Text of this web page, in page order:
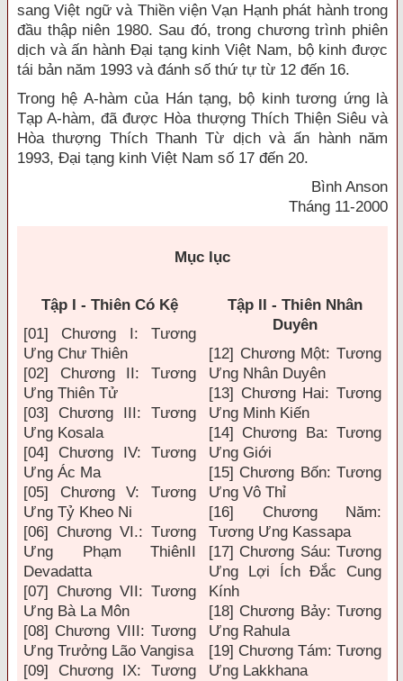
sang Việt ngữ và Thiền viện Vạn Hạnh phát hành trong
đầu thập niên 1980. Sau đó, trong chương trình phiên
dịch và ấn hành Đại tạng kinh Việt Nam, bộ kinh được
tái bản năm 1993 và đánh số thứ tự từ 12 đến 16.
Trong hệ A-hàm của Hán tạng, bộ kinh tương ứng là
Tạp A-hàm, đã được Hòa thượng Thích Thiện Siêu và
Hòa thượng Thích Thanh Từ dịch và ấn hành năm
1993, Đại tạng kinh Việt Nam số 17 đến 20.
Bình Anson
Tháng 11-2000
Mục lục
Tập I - Thiên Có Kệ
[01] Chương I: Tương
Ưng Chư Thiên
[02] Chương II: Tương
Ưng Thiên Tử
[03] Chương III: Tương
Ưng Kosala
[04] Chương IV: Tương
Ưng Ác Ma
[05] Chương V: Tương
Ưng Tỷ Kheo Ni
[06] Chương VI.: Tương
Ưng Phạm ThiênII
Devadatta
[07] Chương VII: Tương
Ưng Bà La Môn
[08] Chương VIII: Tương
Ưng Trưởng Lão Vangisa
[09] Chương IX: Tương
Tập II - Thiên Nhân
Duyên
[12] Chương Một: Tương
Ưng Nhân Duyên
[13] Chương Hai: Tương
Ưng Minh Kiến
[14] Chương Ba: Tương
Ưng Giới
[15] Chương Bốn: Tương
Ưng Vô Thỉ
[16] Chương Năm:
Tương Ưng Kassapa
[17] Chương Sáu: Tương
Ưng Lợi Ích Đắc Cung
Kính
[18] Chương Bảy: Tương
Ưng Rahula
[19] Chương Tám: Tương
Ưng Lakkhana